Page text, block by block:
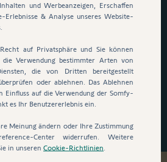
App oder
ganz ohne
*
und Werbeanzeigen, Erschaffen
Erlebnisse & Analyse unseres Website-
auf Privatsphäre und Sie können
Verwendung bestimmter Arten von
die von Dritten bereitgestellt
oder ablehnen. Das Ablehnen
Einfluss auf die Verwendung der Somfy-
es Ihr Benutzererlebnis ein.
Meinung ändern oder Ihre Zustimmung
Center widerrufen. Weitere
in unseren Cookie-Richtlinien